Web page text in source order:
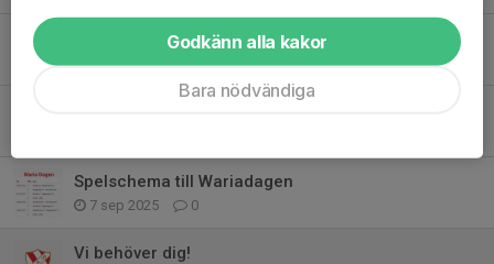
Inomhusträning i Ektorpshallen
29 sep 2025 0
Spelschema till Wariadagen
7 sep 2025 0
Vi behöver dig!
Godkänn alla kakor
Bara nödvändiga